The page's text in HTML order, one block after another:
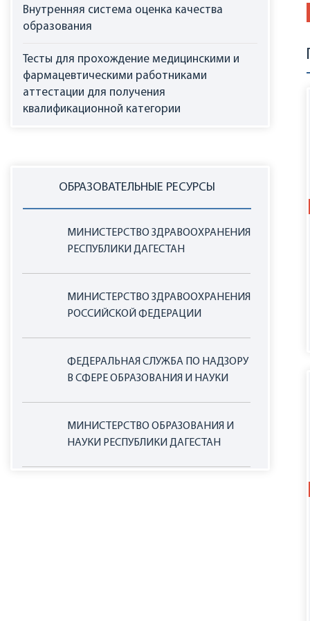
Внутренняя система оценка качества
образования
Тесты для прохождение медицинскими и
фармацевтическими работниками
аттестации для получения
квалификационной категории
ОБРАЗОВАТЕЛЬНЫЕ РЕСУРСЫ
МИНИСТЕРСТВО ЗДРАВООХРАНЕНИЯ
РЕСПУБЛИКИ ДАГЕСТАН
МИНИСТЕРСТВО ЗДРАВООХРАНЕНИЯ
РОССИЙСКОЙ ФЕДЕРАЦИИ
ФЕДЕРАЛЬНАЯ СЛУЖБА ПО НАДЗОРУ
В СФЕРЕ ОБРАЗОВАНИЯ И НАУКИ
МИНИСТЕРСТВО ОБРАЗОВАНИЯ И
НАУКИ РЕСПУБЛИКИ ДАГЕСТАН